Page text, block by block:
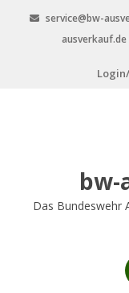
service@bw-
ausverkauf.de
bw-
Das Bundeswehr